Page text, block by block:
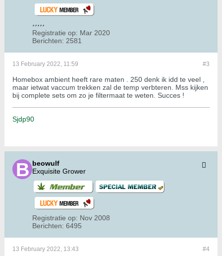
Registratie op: Mar 2020
Berichten: 2581
#3
13 February 2022, 11:59
Homebox ambient heeft rare maten . 250 denk ik idd te veel ,
maar ietwat vaccum trekken zal de temp verbteren. Mss kijken
bij complete sets om zo je filtermaat te weten. Succes !
Sjdp90
beowulf
Exquisite Grower
Registratie op: Nov 2008
Berichten: 6495
#4
13 February 2022, 13:43